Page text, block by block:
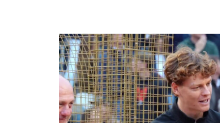
Internazionali
d’Italia,
Sinner
premiato
da
Mattarella
“Grande